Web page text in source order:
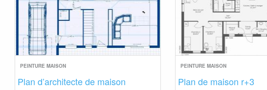
PEINTURE MAISON
Plan d’architecte de maison
PEINTURE MAISON
Plan de maison r+3